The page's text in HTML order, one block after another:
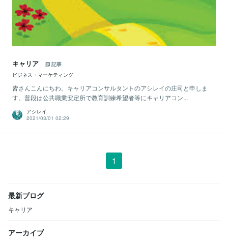
キャリア
記事
ビジネス・マーケティング
皆さんこんにちわ。キャリアコンサルタントのアシレイの庄司と申しま
す。普段は公共職業安定所で教育訓練希望者等にキャリアコン...
アシレイ
2021/03/01 02:29
1
最新ブログ
キャリア
アーカイブ